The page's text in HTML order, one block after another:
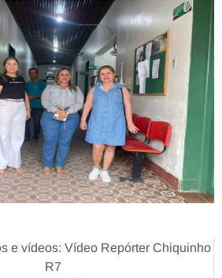
e vídeos: Vídeo Repórter Chiquinho
R7